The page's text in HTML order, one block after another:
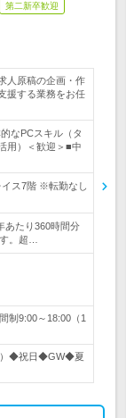
第二新卒歓迎
人原稿の企画・作
援する業務をお任
なPCスキル（タ
用）＜歓迎＞■中
イス7階 ※転勤なし
あたり360時間分
。超…
制9:00～18:00（1
）◆祝日◆GW◆夏